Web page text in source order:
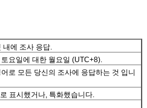
내에 조사 응답.
요일에 대한 월요일 (UTC+8).
로 모든 당신의 조사에 응답하는 것 입니
표시했거나, 특화했습니다.